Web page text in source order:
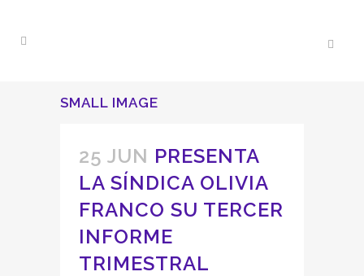
SMALL IMAGE
25 JUN PRESENTA
LA SÍNDICA OLIVIA
FRANCO SU TERCER
INFORME
TRIMESTRAL